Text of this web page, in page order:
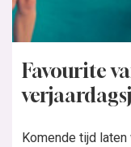
Favourite
Komende tijd laten